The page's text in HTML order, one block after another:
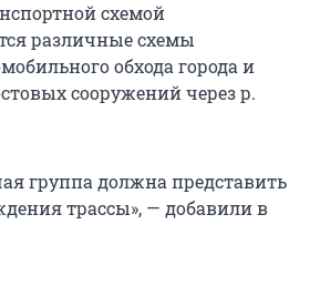
схемой
различные схемы
обхода города и
сооружений через р.
группа должна представить
трассы», — добавили в